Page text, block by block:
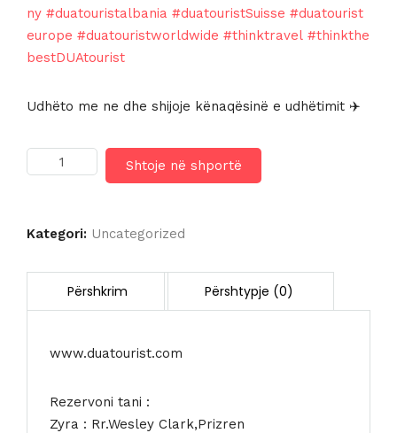
ny #duatouristalbania #duatouristSuisse #duatourist
europe #duatouristworldwide #thinktravel #thinkthe
bestDUAtourist
Udhëto me ne dhe shijoje kënaqësinë e udhëtimit ✈️
Sasi
LH
VENICE
Shtoje në shportë
Kategori: Uncategorized
www.duatourist.com
Rezervoni tani :
Zyra : Rr.Wesley Clark,Prizren